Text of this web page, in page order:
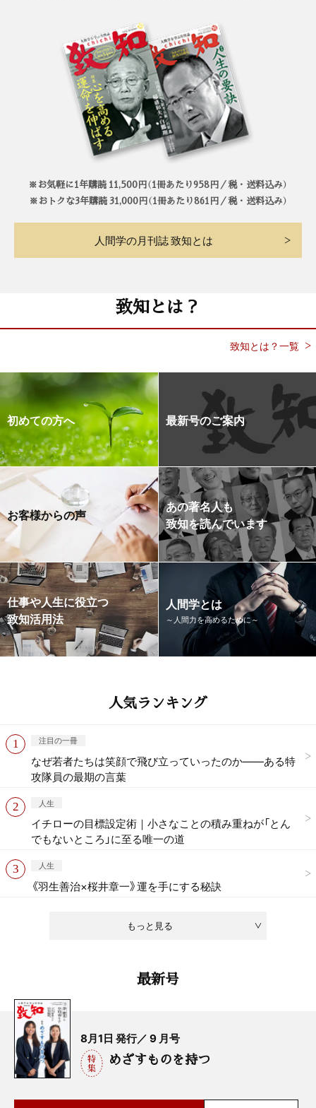
※お気軽に1年購読 11,500円（1冊あたり958円／税・送料込み）
※おトクな3年購読 31,000円（1冊あたり861円／税・送料込み）
人間学の月刊誌 致知とは
致知とは？
致知とは？一覧
初めての方へ 最新号のご案内
お客様からの声
あの著名人も
致知を読んでいます
仕事や人生に役立つ
致知活用法
人間学とは
～人間力を高めるために～
人気ランキング
もっと見る
注目の一冊
なぜ若者たちは笑顔で飛び立っていったのか——ある特
攻隊員の最期の言葉
人生
イチローの目標設定術｜小さなことの積み重ねが「とん
でもないところ」に至る唯一の道
人生
《羽生善治×桜井章一》運を手にする秘訣
最新号
8月1日 発行／ 9 月号
めざすものを持つ